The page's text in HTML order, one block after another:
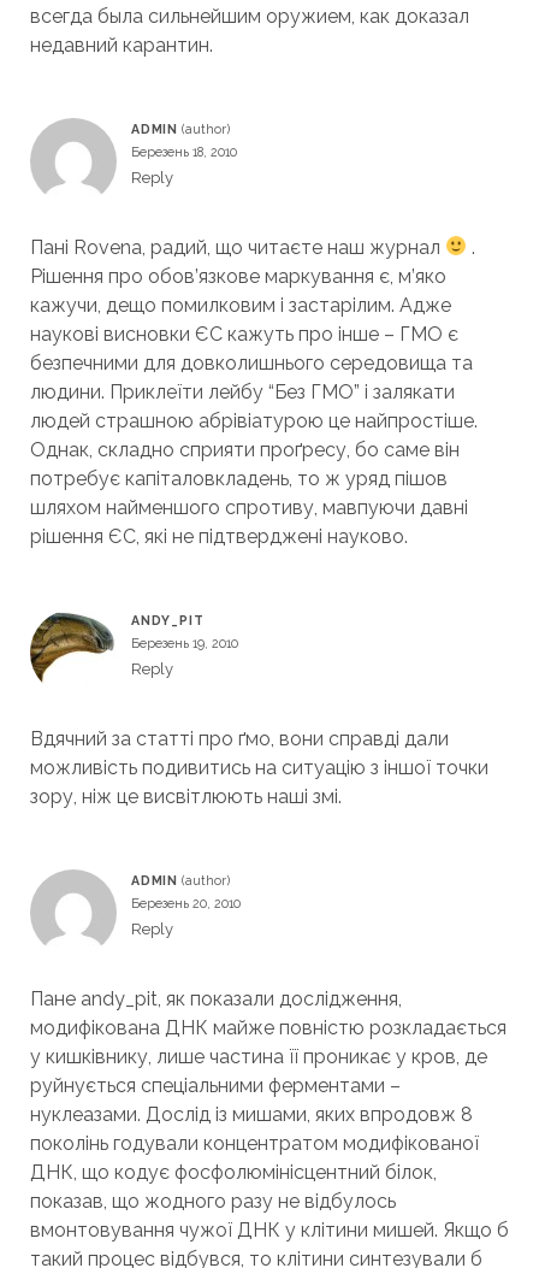
всегда была сильнейшим оружием, как доказал
недавний карантин.
ADMIN
Березень 18, 2010
Reply
Пані Rovena, радий, що читаєте наш журнал
.
Рішення про обов’язкове маркування є, м’яко
кажучи, дещо помилковим і застарілим. Адже
наукові висновки ЄС кажуть про інше – ГМО є
безпечними для довколишнього середовища та
людини. Приклеїти лейбу “Без ГМО” і залякати
людей страшною абрівіатурою це найпростіше.
Однак, складно сприяти проґресу, бо саме він
потребує капіталовкладень, то ж уряд пішов
шляхом найменшого спротиву, мавпуючи давні
рішення ЄС, які не підтверджені науково.
ANDY_PIT
Березень 19, 2010
Reply
Вдячний за статті про ґмо, вони справді дали
можливість подивитись на ситуацію з іншої точки
зору, ніж це висвітлюють наші змі.
ADMIN
Березень 20, 2010
Reply
Пане andy_pit, як показали дослідження,
модифікована ДНК майже повністю розкладається
у кишківнику, лише частина її проникає у кров, де
руйнується спеціальними ферментами –
нуклеазами. Дослід із мишами, яких впродовж 8
поколінь годували концентратом модифікованої
ДНК, що кодує фосфолюмінісцентний білок,
показав, що жодного разу не відбулось
вмонтовування чужої ДНК у клітини мишей. Якщо б
такий процес відбувся, то клітини синтезували б